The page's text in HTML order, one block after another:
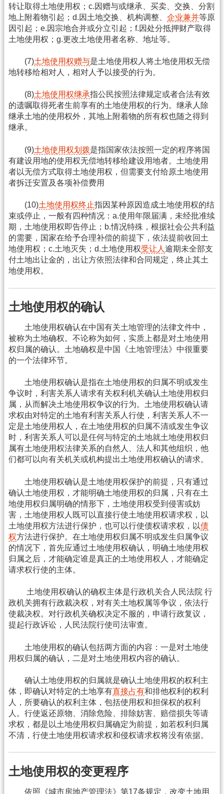
转让取得土地使用权；c.因赠与或继承、买卖、交换、分割
地上附着物引起；d.因土地交换、机构调整、 企业兼并等原
因引起；e.因宗地合并或分立引起；f.因处分抵押财产取得
土地使用权；g.更改土地使用者名称、地址等。
(7)土地使用权赠与是土地使用权人将土地使用权无偿
地转移给相对人，相对人予以接受的行为。
(8)土地使用权继承指公民按照法律规定或者合法有效
的遗嘱取得死者生前享有的土地使用权的行为。继承人除
继承土地的使用权外，其地上附着物的所有权也随之得到
继承。
(9)土地使用权划拨是指国家依法按照一定的程序将国
有建设用地的使用权无偿地转移给建设用地者。土地使用
者以无偿方式取得土地使用权，但需要支付给原土地使用
者拆迁安置及各项补偿费用
(10)土地使用权终止指因某种原因造成土地使用权的结
束或停止，一般有四种情况：a.使用年限届满，未经批准续
期，土地使用权即告停止；b.情况特殊，根据社会公共利益
的需要，国家在给予合理补偿的前提下，依法提前收回土
地使用权；c.土地灭失；d.土地使用权受让人 逾期未全部支
付土地出让金的，出让方依照法律和合同规定，终止其土
地使用权。
土地使用权的确认
土地使用权确认在中国有关土地管理的法律文件中，
被称为土地确权。不论称为如何，实质上都是对土地使用
权归属的确认。土地确权是中国《土地管理法》中很重要
的一个法律环节。
土地使用权确认是指在土地使用权的归属不明或发生
争议时，利害关系人请求有关权利机关确认土地使用权归
属，从而解决土地使用权争议的行为。土地使用权确认请
求权由对特定的土地有利害关系人行使，利害关系人不一
定是土地使用权人，在土地使用权的归属不清或发生争议
时，利害关系人可以是任何与特定的土地就土地使用权归
属有土地使用权法律关系的自然人、法人和其他组织，他
们都可以向有关机关或机构提出土地使用权确认的请求。
土地使用权确认是土地使用权保护的前提，只有通过
确认土地使用权，才能明确土地使用权的归属，只有在土
地使用权归属明确的情形下，土地使用权受到侵害或妨
害，土地使用权人既可以直接行使土地使用权请求权，以
土地使用权方法进行保护，也可以行使债权请求权，以债
权方法进行保护。在土地使用权归属不明或发生归属争议
的情况下，首先应通过土地使用权确认，明确土地使用权
归属之后，才能确定谁是真正的土地使用权人，才能确定
请求权行使的主体。
土地使用权确认的确权主体是行政机关合人民法院 行
政机关拥有行政裁决权，对有关土地权属等争议，依法行
使裁决权。对行政机关确权决定不服的，申请行政复议，
提起行政诉讼，人民法院行使司法审查。
土地使用权的确认包括两方面的内容：一是对土地使
用权归属的确认，二是对土地使用权内容的确认。
确认土地使用权的归属就是确认土地使用权的权利主
体，即确认对特定的土地享有直接占有和排他权利的权利
人，所要确认的权利主体，包括使用权和担保权的权利
人。行使返还原物、消除危险、排除妨害、赔偿损失等请
求权，都是以土地使用权归属确定为前提，如若权利归属
不清，行使土地使用权请求权和侵权请求权将没有依据。
土地使用权的变更程序
依照《城市房地产管理法》第17条规定，改变土地用